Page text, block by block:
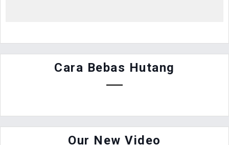
Cara Bebas Hutang
Our New Video